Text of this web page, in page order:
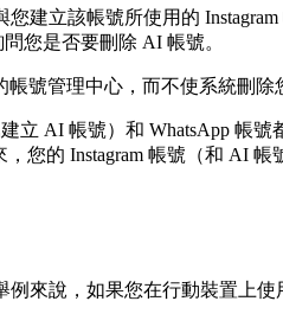
建立該帳號所使用的
您是否要刪除 AI 帳號。
號管理中心，而不使系統刪
立 AI 帳號）和 WhatsApp
您的 Instagram 帳號（和 AI
來說，如果您在行動裝置上